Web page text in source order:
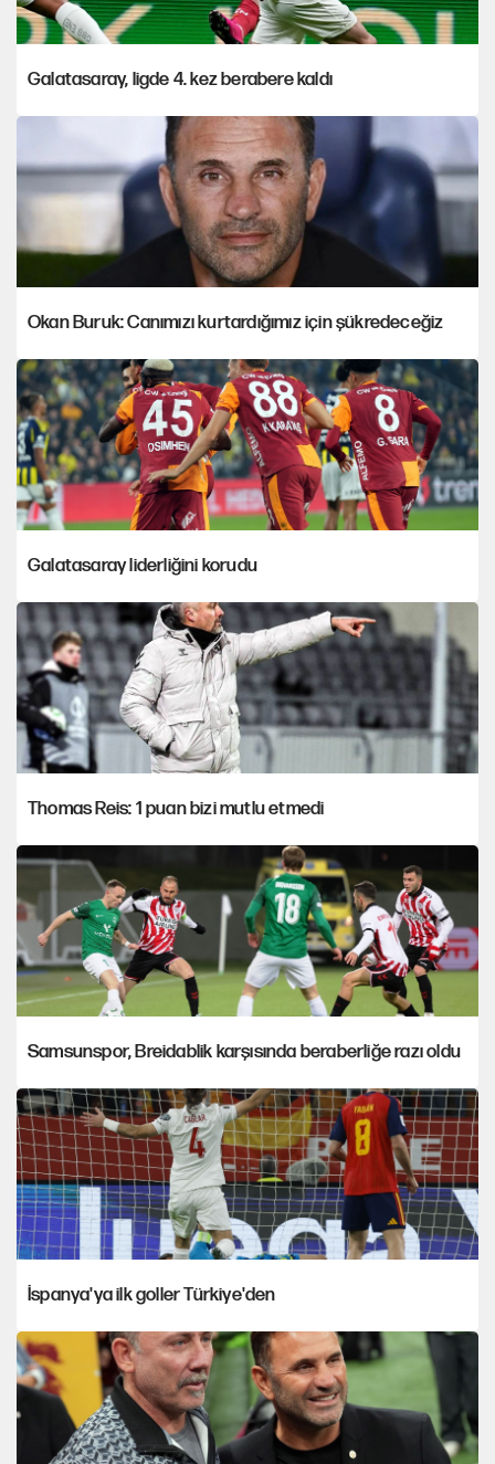
Galatasaray, ligde 4. kez berabere kaldı
Okan Buruk: Canımızı kurtardığımız için şükredeceğiz
Galatasaray liderliğini korudu
Thomas Reis: 1 puan bizi mutlu etmedi
Samsunspor, Breidablik karşısında beraberliğe razı oldu
İspanya'ya ilk goller Türkiye'den